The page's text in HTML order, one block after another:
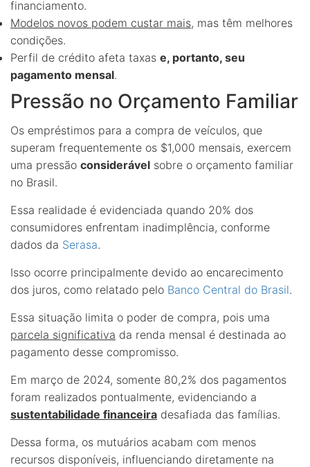
financiamento.
Modelos novos podem custar mais, mas têm melhores
condições.
Perfil de crédito afeta taxas e, portanto, seu
pagamento mensal.
Pressão no Orçamento Familiar
Os empréstimos para a compra de veículos, que
superam frequentemente os $1,000 mensais, exercem
uma pressão considerável sobre o orçamento familiar
no Brasil.
Essa realidade é evidenciada quando 20% dos
consumidores enfrentam inadimplência, conforme
dados da Serasa.
Isso ocorre principalmente devido ao encarecimento
dos juros, como relatado pelo Banco Central do Brasil.
Essa situação limita o poder de compra, pois uma
parcela significativa da renda mensal é destinada ao
pagamento desse compromisso.
Em março de 2024, somente 80,2% dos pagamentos
foram realizados pontualmente, evidenciando a
sustentabilidade financeira desafiada das famílias.
Dessa forma, os mutuários acabam com menos
recursos disponíveis, influenciando diretamente na